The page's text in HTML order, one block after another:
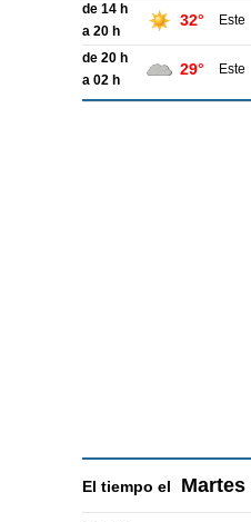
de 14 h
a 20 h
32° Este
de 20 h
a 02 h
29° Este
El tiempo el Martes